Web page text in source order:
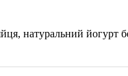
натуральний йогурт